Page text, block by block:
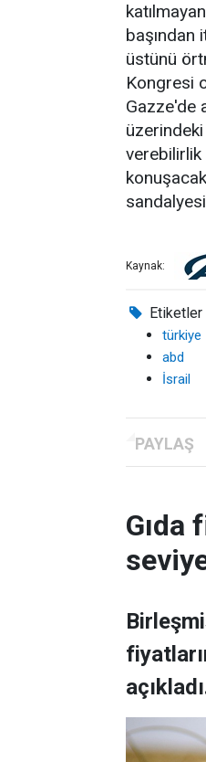
başından
üstünü
Kongresi
Gazze'de
verebilirlik
Kaynak:
Etiketler
türkiye
abd
İsrail
Gıda